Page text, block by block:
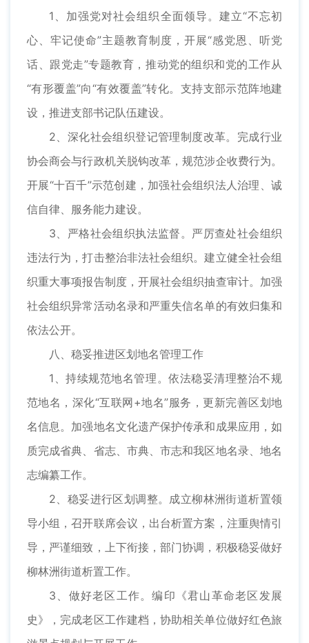
1、加强党对社会组织全面领导。建立“不忘初
心、牢记使命”主题教育制度，开展“感党恩、听党
话、跟党走”专题教育，推动党的组织和党的工作从
“有形覆盖”向“有效覆盖”转化。支持支部示范阵地建
设，推进支部书记队伍建设。
2、深化社会组织登记管理制度改革。完成行业
协会商会与行政机关脱钩改革，规范涉企收费行为。
开展“十百千”示范创建，加强社会组织法人治理、诚
信自律、服务能力建设。
3、严格社会组织执法监督。严厉查处社会组织
违法行为，打击整治非法社会组织。建立健全社会组
织重大事项报告制度，开展社会组织抽查审计。加强
社会组织异常活动名录和严重失信名单的有效归集和
依法公开。
八、稳妥推进区划地名管理工作
1、持续规范地名管理。依法稳妥清理整治不规
范地名，深化“互联网+地名”服务，更新完善区划地
名信息。加强地名文化遗产保护传承和成果应用，如
质完成省典、省志、市典、市志和我区地名录、地名
志编纂工作。
2、稳妥进行区划调整。成立柳林洲街道析置领
导小组，召开联席会议，出台析置方案，注重舆情引
导，严谨细致，上下衔接，部门协调，积极稳妥做好
柳林洲街道析置工作。
3、做好老区工作。编印《君山革命老区发展
史》，完成老区工作建档，协助相关单位做好红色旅